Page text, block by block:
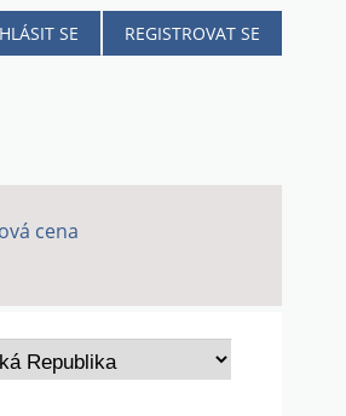
SE REGISTROVAT SE
cena